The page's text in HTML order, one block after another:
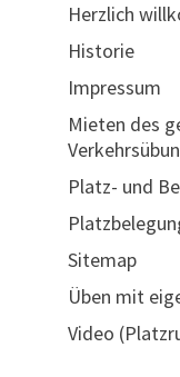
Herzlich
Historie
Impressum
Mieten des
Platz- und
Sitemap
Üben mit
Video